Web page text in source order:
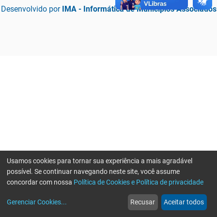
Desenvolvido por IMA - Informática de Municípios Associados
web
Notícias
more_horiz
Mais
Usamos cookies para tornar sua experiência a mais agradável
possível. Se continuar navegando neste site, você assume
concordar com nossa Política de Cookies e Política de privacidade
Gerenciar Cookies... Recusar Aceitar todos
Erro ao enviar informações, por favor tente novamente